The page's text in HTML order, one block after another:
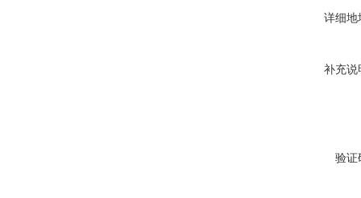
详细地
补充说
验证